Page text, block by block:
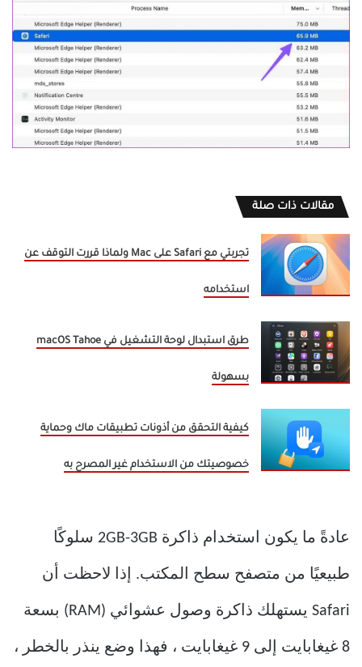
مقالات ذات صلة
تجربتي مع Safari على Mac ولماذا قررت التوقف عن
استخدامه
طرق استبدال لوحة التشغيل في macOS Tahoe
بسهولة
كيفية التحقق من أذونات تطبيقات ماك وحماية
خصوصيتك من الاستخدام غير المصرح به
عادةً ما يكون استخدام ذاكرة 2GB-3GB سلوكًا
طبيعيًا من متصفح سطح المكتب. إذا لاحظت أن
Safari يستهلك ذاكرة وصول عشوائي (RAM) بسعة
8 غيغابايت إلى 9 غيغابايت ، فهذا وضع ينذر بالخطر ،